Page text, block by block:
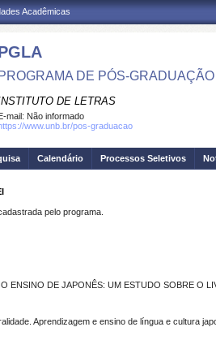
Acadêmicas
PROGRAMA DE PÓS-
DE LETRAS
mail: Não informado
www.unb.br/pos-graduacao
Calendário Processos Seletivos
pelo programa.
ENSINO DE JAPONÊS: UM ESTUDO SOBRE O
Aprendizagem e ensino de língua e cultura